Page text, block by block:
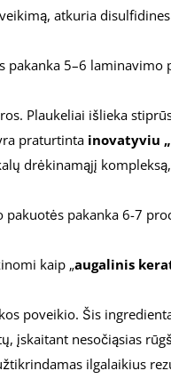
atkuria
pakanka 5–6 laminavimo
Plaukeliai išlieka
praturtinta inovatyviu
drėkinamąjį
pakuotės pakanka 6-7
kaip „augalinis
poveikio. Šis
įskaitant nesočiąsias
ilgalaikius